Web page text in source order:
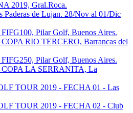
2019, Gral.Roca.
de Lujan. 28/Nov al 01/Dic
Pilar Golf, Buenos Aires.
RIO TERCERO, Barrancas del
Pilar Golf, Buenos Aires.
LA SERRANITA, La
TOUR 2019 - FECHA 01 - Las
TOUR 2019 - FECHA 02 - Club